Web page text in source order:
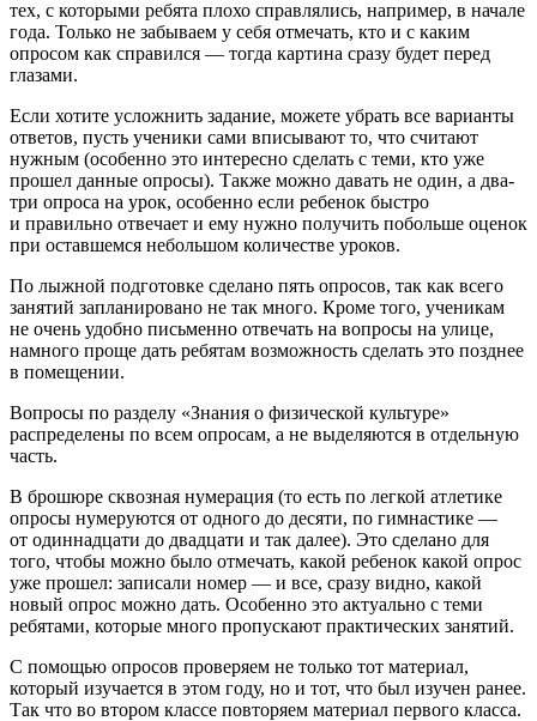
тех, с которыми ребята плохо справлялись, например, в начале
года. Только не забываем у себя отмечать, кто и с каким
опросом как справился — тогда картина сразу будет перед
глазами.
Если хотите усложнить задание, можете убрать все варианты
ответов, пусть ученики сами вписывают то, что считают
нужным (особенно это интересно сделать с теми, кто уже
прошел данные опросы). Также можно давать не один, а два-
три опроса на урок, особенно если ребенок быстро
и правильно отвечает и ему нужно получить побольше оценок
при оставшемся небольшом количестве уроков.
По лыжной подготовке сделано пять опросов, так как всего
занятий запланировано не так много. Кроме того, ученикам
не очень удобно письменно отвечать на вопросы на улице,
намного проще дать ребятам возможность сделать это позднее
в помещении.
Вопросы по разделу «Знания о физической культуре»
распределены по всем опросам, а не выделяются в отдельную
часть.
В брошюре сквозная нумерация (то есть по легкой атлетике
опросы нумеруются от одного до десяти, по гимнастике —
от одиннадцати до двадцати и так далее). Это сделано для
того, чтобы можно было отмечать, какой ребенок какой опрос
уже прошел: записали номер — и все, сразу видно, какой
новый опрос можно дать. Особенно это актуально с теми
ребятами, которые много пропускают практических занятий.
С помощью опросов проверяем не только тот материал,
который изучается в этом году, но и тот, что был изучен ранее.
Так что во втором классе повторяем материал первого класса.